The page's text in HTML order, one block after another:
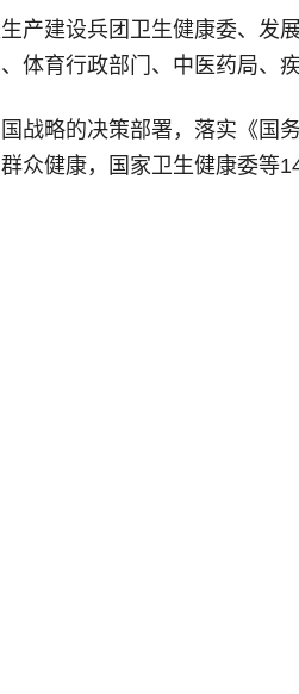
产建设兵团卫生健康委、发
体育行政部门、中医药局、
战略的决策部署，落实《国
众健康，国家卫生健康委